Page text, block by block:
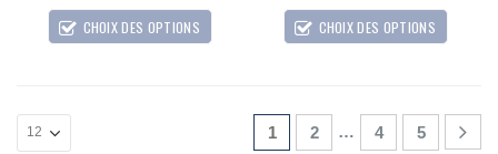
CHOIX DES OPTIONS CHOIX DES OPTIONS
1 2 … 4 5